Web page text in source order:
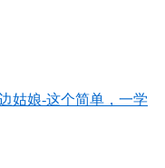
姑娘-这个简单，一学